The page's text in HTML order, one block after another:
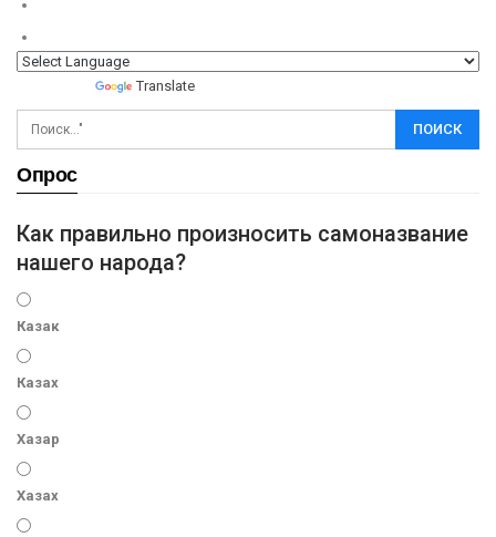
Translate
Опрос
Как правильно произносить самоназвание
нашего народа?
Казак
Казах
Хазар
Хазах